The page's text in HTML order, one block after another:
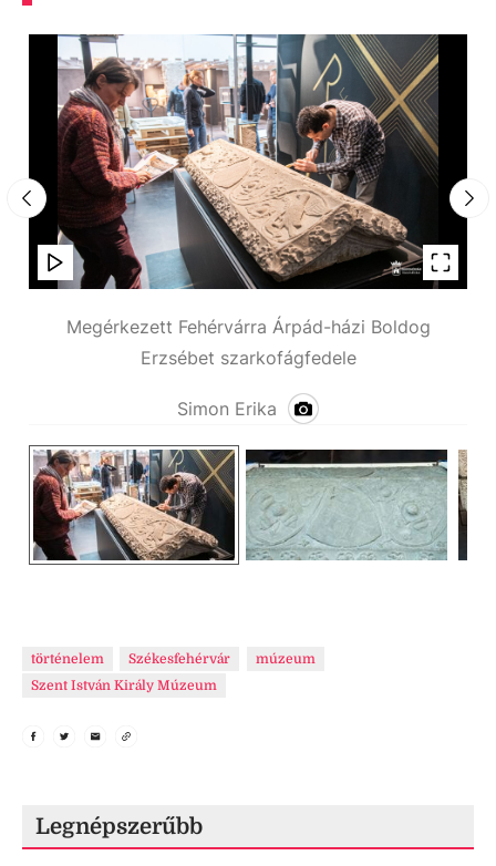
Megérkezett Fehérvárra Árpád-házi Boldog
Erzsébet szarkofágfedele
Simon Erika
történelem Székesfehérvár
múzeum
Szent István Király Múzeum
Legnépszerűbb